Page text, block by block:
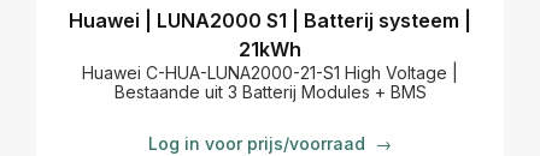
Huawei | LUNA2000 S1 | Batterij systeem |
21kWh
Huawei C-HUA-LUNA2000-21-S1 High Voltage |
Bestaande uit 3 Batterij Modules + BMS
Log in voor prijs/voorraad →